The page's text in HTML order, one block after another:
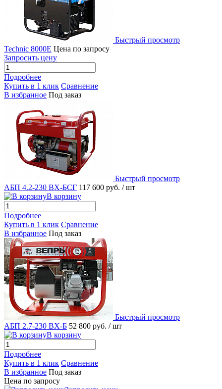
Быстрый просмотр
Technic 8000E Цена по запросу
Запросить цену
Подробнее
Купить в 1 клик Сравнение
В избранное Под заказ
Быстрый просмотр
АБП 4.2-230 ВХ-БСГ 117 600 руб. / шт
В корзину
Подробнее
Купить в 1 клик Сравнение
В избранное Под заказ
Быстрый просмотр
АБП 2.7-230 ВХ-Б 52 800 руб. / шт
В корзину
Подробнее
Купить в 1 клик Сравнение
В избранное Под заказ
Цена по запросу